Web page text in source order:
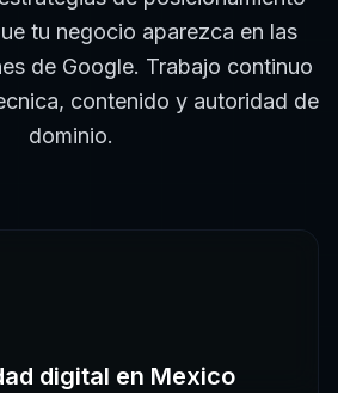
tu negocio aparezca en las
de Google. Trabajo continuo
contenido y autoridad de
dominio.
digital en Mexico